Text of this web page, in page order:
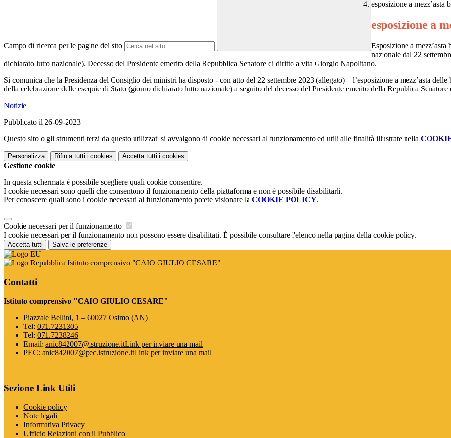
Campo di ricerca per le pagine del sito
esposizione a mezz’asta
esposizione a
Esposizione a
nazionale dal 22
dichiarato lutto nazionale). Decesso del Presidente emerito della Repubblica Senatore di diritto a vita Giorgio Napolitano.
Si comunica che la Presidenza del Consiglio dei ministri ha disposto - con atto del 22 settembre 2023 (allegato) – l’esposizione a mezz’asta delle
della celebrazione delle esequie di Stato (giorno dichiarato lutto nazionale) a seguito del decesso del Presidente emerito della Republica
Notizie
Pubblicato il 26-09-2023
Questo sito o gli strumenti terzi da questo utilizzati si avvalgono di cookie necessari al funzionamento ed utili alle finalità illustrate nella
Personalizza Rifiuta tutti i cookies Accetta tutti i cookies
Gestione cookie
In questa schermata è possibile scegliere quali cookie consentire.
I cookie necessari sono quelli che consentono il funzionamento della piattaforma e non è possibile disabilitarli.
Per conoscere quali sono i cookie necessari al funzionamento potete visionare la COOKIE POLICY.
Cookie necessari per il funzionamento
I cookie necessari per il funzionamento non possono essere disabilitati. È possibile consultare l'elenco nella pagina della cookie policy.
Accetta tutti Salva le preferenze
Istituto comprensivo "CAIO GIULIO CESARE"
Contatti
Istituto comprensivo "CAIO GIULIO CESARE"
Piazzale Bellini, 1 – 60027 Osimo (AN)
Tel: 071.7231305
Tel: 071.7238246
Email: anic842007@istruzione.itLink per inviare una mail
PEC: anic842007@pec.istruzione.itLink per inviare una mail
Sezione Link Utili
Cookie policy
Note legali
Informativa Privacy
Ufficio Relazioni con il Pubblico